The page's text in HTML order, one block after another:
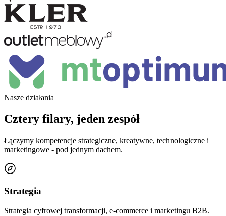
Nasze działania
Cztery filary, jeden zespół
Łączymy kompetencje strategiczne, kreatywne, technologiczne i
marketingowe - pod jednym dachem.
Strategia
Strategia cyfrowej transformacji, e-commerce i marketingu B2B.